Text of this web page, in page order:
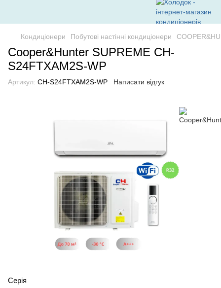
Кондиціонери Побутові настінні кондиціонери
Сooper&Hunter SUPREME CH-
S24FTXAM2S-WP
Артикул: CH-S24FTXAM2S-WP Написати відгук
Серія